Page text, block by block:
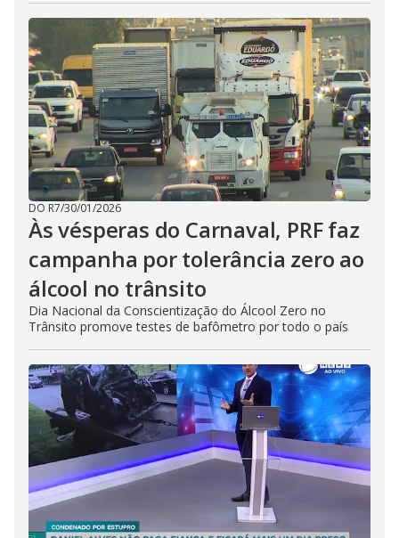
DO R7/30/01/2026
Às vésperas do Carnaval, PRF faz
campanha por tolerância zero ao
álcool no trânsito
Dia Nacional da Conscientização do Álcool Zero no
Trânsito promove testes de bafômetro por todo o país